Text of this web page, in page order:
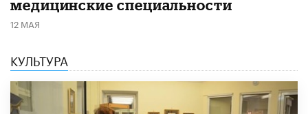
медицинские специальности
12 МАЯ
КУЛЬТУРА